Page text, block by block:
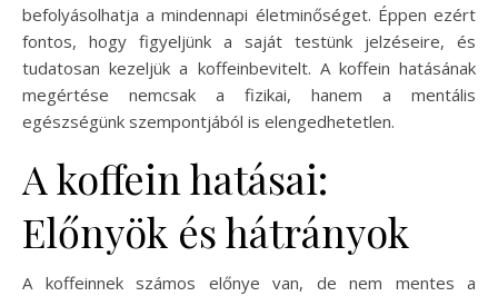
befolyásolhatja a mindennapi életminőséget. Éppen ezért
fontos, hogy figyeljünk a saját testünk jelzéseire, és
tudatosan kezeljük a koffeinbevitelt. A koffein hatásának
megértése nemcsak a fizikai, hanem a mentális
egészségünk szempontjából is elengedhetetlen.
A koffein hatásai:
Előnyök és hátrányok
A koffeinnek számos előnye van, de nem mentes a